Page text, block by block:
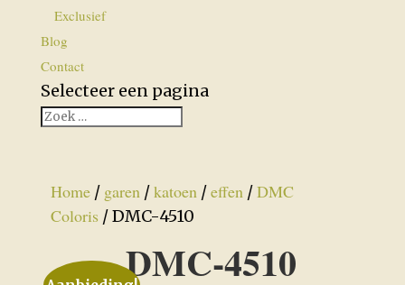
Exclusief
Blog
Contact
Selecteer een pagina
Home/ garen/katoen/effen/DMC
Coloris / DMC-4510
DMC-4510